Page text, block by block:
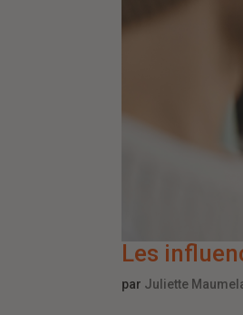
Les
par Juliette